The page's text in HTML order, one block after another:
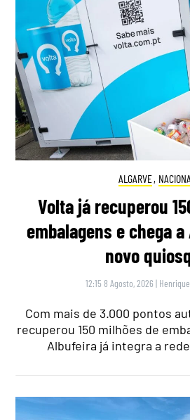
ALGARVE,
Volta já recuperou
embalagens e chega
novo
12:15 8 Agosto, 2026 |
Com mais de 3.000 pontos
recuperou 150 milhões de
Albufeira já integra a